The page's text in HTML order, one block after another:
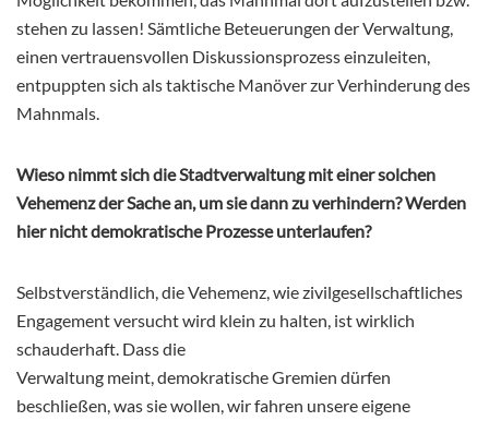
stehen zu lassen! Sämtliche Beteuerungen der Verwaltung,
einen vertrauensvollen Diskussionsprozess einzuleiten,
entpuppten sich als taktische Manöver zur Verhinderung des
Mahnmals.
Wieso nimmt sich die Stadtverwaltung mit einer solchen
Vehemenz der Sache an, um sie dann zu verhindern? Werden
hier nicht demokratische Prozesse unterlaufen?
Selbstverständlich, die Vehemenz, wie zivilgesellschaftliches
Engagement versucht wird klein zu halten, ist wirklich
schauderhaft. Dass die
Verwaltung meint, demokratische Gremien dürfen
beschließen, was sie wollen, wir fahren unsere eigene